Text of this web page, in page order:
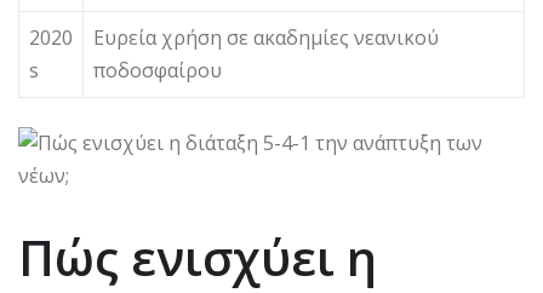
2020
s
Ευρεία χρήση σε ακαδημίες νεανικού
ποδοσφαίρου
Πώς ενισχύει η